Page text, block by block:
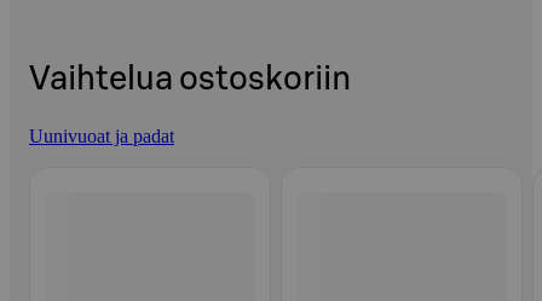
Vaihtelua ostoskoriin
Uunivuoat ja padat